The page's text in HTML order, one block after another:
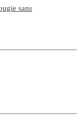
sans